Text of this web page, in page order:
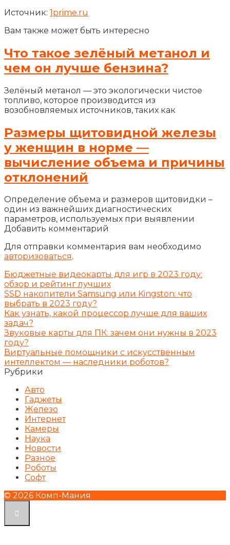
Источник: 1prime.ru
Вам также может быть интересно
Что такое зелёный метанол и
чем он лучше бензина?
Зелёный метанол — это экологически чистое
топливо, которое производится из
возобновляемых источников, таких как
Размеры щитовидной железы
у женщин в норме —
вычисление объема и причины
отклонений
Определение объема и размеров щитовидки –
один из важнейших диагностических
параметров, используемых при выявлении
Добавить комментарий
Для отправки комментария вам необходимо
авторизоваться.
Бюджетные видеокарты для игр в 2023 году:
обзор и рейтинг лучших
SSD накопители Samsung или Kingston: что
выбрать в 2023 году?
Как узнать, какой процессор лучше для ваших
задач?
Звуковые карты для ПК: зачем они нужны в 2023
году?
Виртуальные помощники с искусственным
интеллектом — наследники роботов?
Рубрики
Авто
Гаджеты
Железо
Интернет
Камеры
Наука
Новости
Разное
Роботы
Софт
© 2026 Комп-Мания